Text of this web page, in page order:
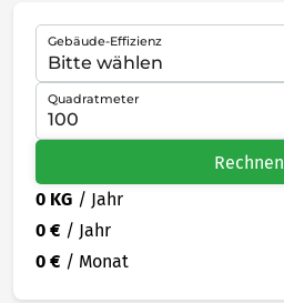
Gebäude-Effizienz
Quadratmeter
Rechnen
0 KG / Jahr
0 € / Jahr
0 € / Monat